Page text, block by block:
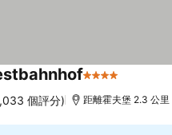
4 星級
個評分) 距離霍夫堡 2.3 公里